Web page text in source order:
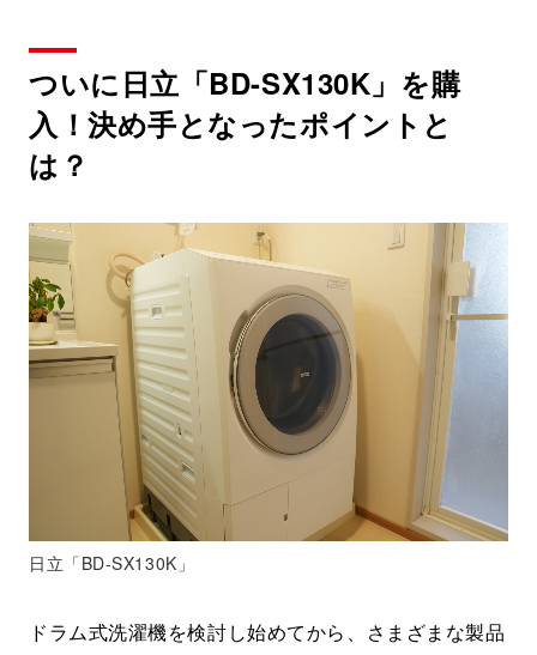
ついに日立「BD-SX130K」を購
入！決め手となったポイントと
は？
日立「BD-SX130K」
ドラム式洗濯機を検討し始めてから、さまざまな製品